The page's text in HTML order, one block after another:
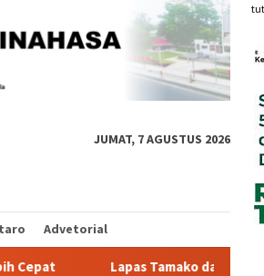
JUMAT, 7 AGUSTUS 2026
Advetorial
Tamako dan Kemenag Bersinergi